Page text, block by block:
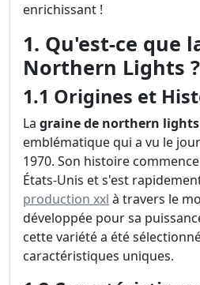
enrichissant !
1. Qu'est-ce que
Northern Lights ?
1.1 Origines et
La graine de northern lights
emblématique qui a vu le
1970. Son histoire
États-Unis et s'est
production xxl à travers le
développée pour sa
cette variété a été
caractéristiques uniques.